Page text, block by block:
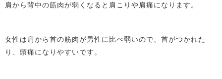
肩から背中の筋肉が弱くなると肩こりや肩痛になります。
女性は肩から首の筋肉が男性に比べ弱いので、首がつかれた
り、頭痛になりやすいです。